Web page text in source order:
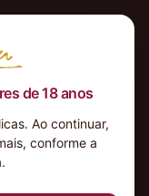
de 18 anos
Ao continuar,
conforme a